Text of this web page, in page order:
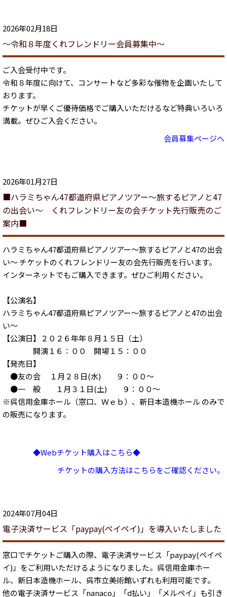
2026年02月18日
～令和８年度くれフレンドリー会員募集中～
ご入会受付中です。
令和８年度に向けて、コンサートなど多彩な催物を企画いたして
おります。
チケットが早くご優待価格でご購入いただけるなど特典いろいろ
満載。ぜひご入会ください。
会員募集ページへ
2026年01月27日
■ハラミちゃん47都道府県ピアノツアー～旅するピアノと47
の出会い～ くれフレンドリー友の会チケット先行販売のご
案内■
ハラミちゃん47都道府県ピアノツアー～旅するピアノと47の出会
い～ チケットのくれフレンドリー友の会先行販売を行います。
インターネットでもご購入できます。ぜひご利用ください。
【公演名】
ハラミちゃん47都道府県ピアノツアー～旅するピアノと47の出会
い～
【公演日】２０２６年年８月１５日（土）
開演１６：００ 開場１５：００
【発売日】
●友の会 １月２８日(水) ９：００～
●一 般 １月３１日(土) ９：００～
※呉信用金庫ホール（窓口、Ｗｅｂ）、新日本造機ホール のみで
の販売になります。
◆Webチケット購入はこちら◆
チケットの購入方法はこちらをご確認ください。
2024年07月04日
電子決済サービス「paypay(ペイペイ)」を導入いたしました
窓口でチケットご購入の際、電子決済サービス「paypay(ペイペ
イ)」をご利用いただけるようになりました。呉信用金庫ホー
ル、新日本造機ホール、呉市立美術館いずれも利用可能です。
他の電子決済サービス「nanaco」「d払い」「メルペイ」も引き